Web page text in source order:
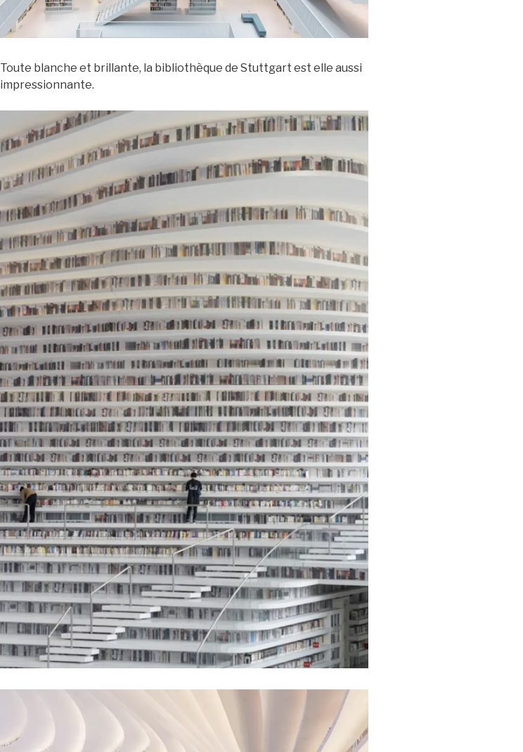
Toute blanche et brillante, la bibliothèque de Stuttgart est elle aussi
impressionnante.